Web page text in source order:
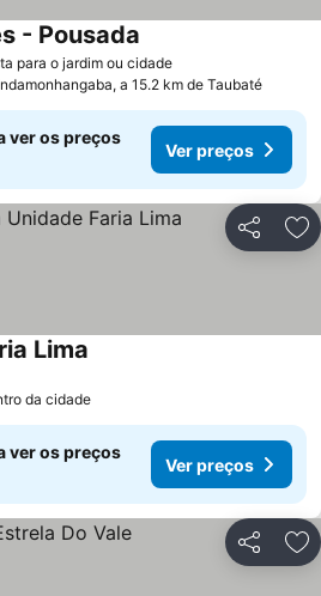
para o jardim ou cidadeVer preços
- Pousada
a 15.2 km de Taubaté
ver os preços
Ver preços
Partilhar
Lima
da cidade
ver os preços
Ver preços
Partilhar